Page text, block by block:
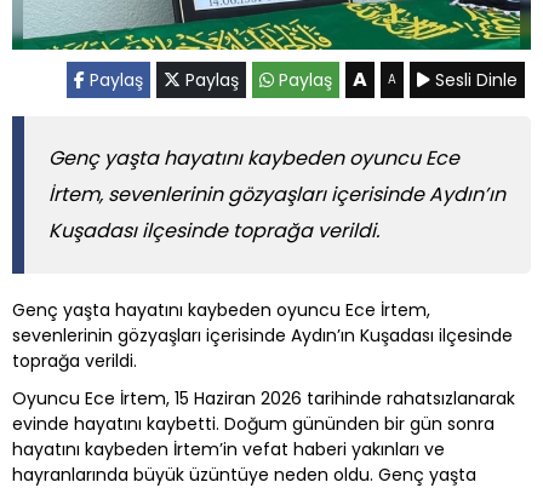
Paylaş Paylaş Paylaş A A Sesli Dinle
Genç yaşta hayatını kaybeden oyuncu Ece
İrtem, sevenlerinin gözyaşları içerisinde Aydın’ın
Kuşadası ilçesinde toprağa verildi.
Genç yaşta hayatını kaybeden oyuncu Ece İrtem,
sevenlerinin gözyaşları içerisinde Aydın’ın Kuşadası ilçesinde
toprağa verildi.
Oyuncu Ece İrtem, 15 Haziran 2026 tarihinde rahatsızlanarak
evinde hayatını kaybetti. Doğum gününden bir gün sonra
hayatını kaybeden İrtem’in vefat haberi yakınları ve
hayranlarında büyük üzüntüye neden oldu. Genç yaşta